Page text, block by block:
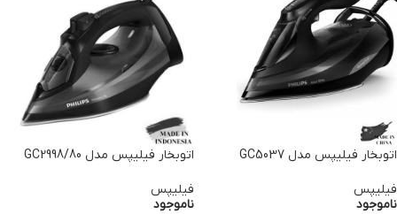
اتوبخار فیلیپس مدل GC5037
فیلیپس
ناموجود
اتوبخار فیلیپس مدل GC2998/80
فیلیپس
ناموجود